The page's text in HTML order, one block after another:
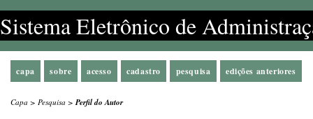
Sistema Eletrônico de
capa sobre acesso cadastro pesquisa edições anteriores
Capa > Pesquisa >Perfil do Autor